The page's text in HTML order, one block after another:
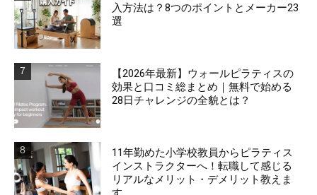
入方法は？8つのポイントとメーカー23
選
【2026年最新】ウォールピラティスの
効果と口コミ総まとめ｜無料で始める
28日チャレンジの全貌とは？
11年勤めた小学校教員からピラティス
インストラクターへ！転職して感じる
リアルなメリット・デメリット教えま